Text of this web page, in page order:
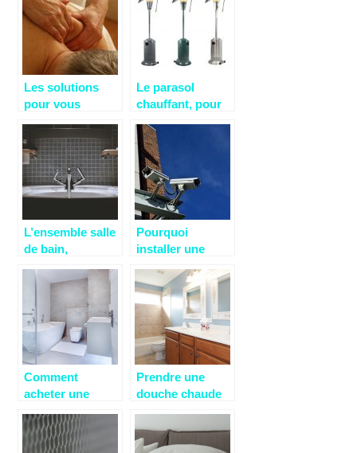
jardin
Les solutions
pour vous
votre mal de dos
Le parasol
chauffant, pour
de température
optimale
L’ensemble salle
de bain,
au choix des
meubles de votre
salle de bain
Pourquoi
installer une
surveillance ?
Comment
acheter une
baignoire ?
Prendre une
douche chaude
quels avantages
?